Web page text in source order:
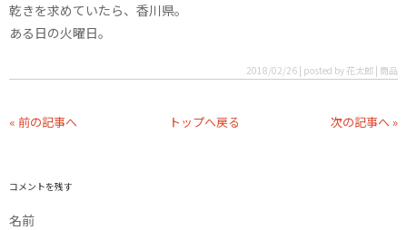
乾きを求めていたら、香川県。
ある日の火曜日。
2018/02/26 | posted by 花太郎 | 商品
« 前の記事へ トップへ戻る 次の記事へ »
コメントを残す
名前